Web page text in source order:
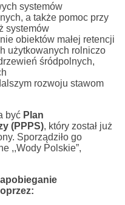
systemów
a także pomoc przy
systemów
obiektów małej retencji
użytkowanych rolniczo
śródpolnych,
rozwoju stawom
być Plan
(PPPS), który został już
Sporządziło go
,,Wody Polskie”,